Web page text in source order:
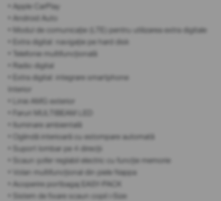
• Apple CarPlay
• Android Auto
• Modul de comunicație (LTE) pentru utilizarea extra digitale
• Extra digital: navigație pe hard disk
• Telefonie multifuncțională
• Radio digital
• Extra digital: integrare smartphone
Interior
• Linie AMG exterior
• Faruri MULTIBEAM LED
• Iluminare ambientală
• Oglindă interioară cu estompare automată
• Suport lombar pe 4 direcții
• Scaun șofer reglabil electric cu funcție memorie
• Volan multifuncțional din piele Nappa
• Acoperire portbagaj EASY-PACK
• Sistem de fixare scaun copil i-Size